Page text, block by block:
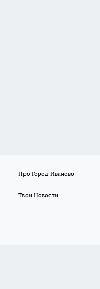
Про Город Иваново
Твои Новости